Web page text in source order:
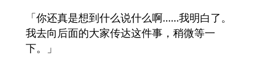
「你还真是想到什么说什么啊……我明白了。
我去向后面的大家传达这件事，稍微等一
下。」